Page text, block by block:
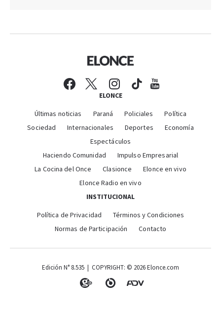
ELONCE
Últimas noticias Paraná Policiales
Política
Sociedad
Internacionales Deportes
Economía
Espectáculos
Haciendo Comunidad
Impulso Empresarial
La Cocina del Once
Clasionce
Elonce en vivo
Elonce Radio en vivo
INSTITUCIONAL
Política de Privacidad
Términos y Condiciones
Normas de Participación
Contacto
Edición N° 8.535 | COPYRIGHT: © 2026 Elonce.com